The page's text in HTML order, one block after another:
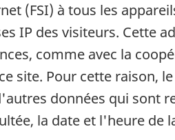
(FSI) à tous les
IP des visiteurs. Cette
comme avec la
site. Pour cette raison,
données qui sont
la date et l'heure de